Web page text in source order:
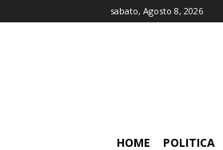
sabato, Agosto 8, 2026
HOME POLITICA